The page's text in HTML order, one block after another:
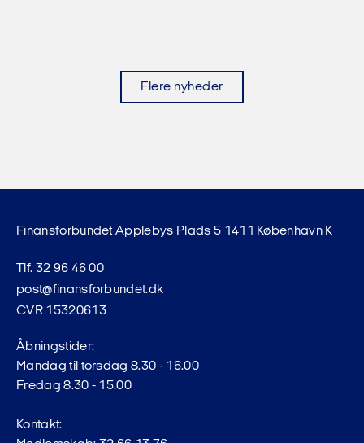
Flere nyheder
Finansforbundet Applebys Plads 5 1411 København K
Tlf. 32 96 46 00
post@finansforbundet.dk
CVR 15320613
Åbningstider:
Mandag til torsdag 8.30 - 16.00
Fredag 8.30 - 15.00
Kontakt: